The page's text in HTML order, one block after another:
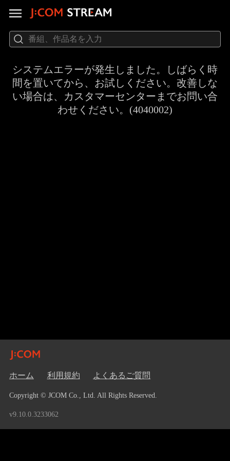
システムエラーが発生しました。しばらく時
間を置いてから、お試しください。改善しな
い場合は、カスタマーセンターまでお問い合
わせください。(4040002)
ホーム 利用規約 よくあるご質問
Copyright © JCOM Co., Ltd. All Rights Reserved.
v9.10.0.3233062